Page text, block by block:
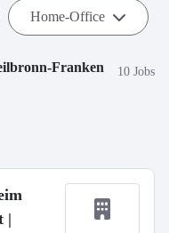
Home-Office
Franken 10 Jobs
|